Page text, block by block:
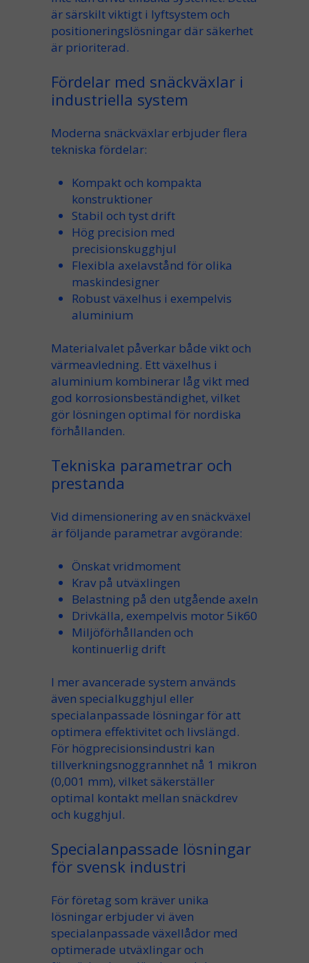
är särskilt viktigt i lyftsystem och
positioneringslösningar där säkerhet
är prioriterad.
Fördelar med snäckväxlar i
industriella system
Moderna snäckväxlarerbjuder flera
tekniska fördelar:
Kompakt och kompakta
konstruktioner
Stabil och tyst drift
Hög precision med
precisionskugghjul
Flexibla axelavstånd för olika
maskindesigner
Robustväxelhus i exempelvis
aluminium
Materialvalet påverkar både vikt och
värmeavledning. Ett växelhus i
aluminium kombinerar låg vikt med
god korrosionsbeständighet, vilket
gör lösningen optimal för nordiska
förhållanden.
Tekniska parametrar och
prestanda
Vid dimensionering av en snäckväxel
är följande parametrar avgörande:
Önskatvridmoment
Krav på utväxlingen
Belastning på den utgående axeln
Drivkälla, exempelvis motor 5ik60
Miljöförhållanden och
kontinuerlig drift
I mer avancerade system används
även specialkugghjul eller
specialanpassade lösningar för att
optimera effektivitet och livslängd.
För högprecisionsindustri kan
tillverkningsnoggrannhet nå 1 mikron
(0,001 mm), vilket säkerställer
optimal kontakt mellan snäckdrev
och kugghjul.
Specialanpassade lösningar
för svensk industri
För företag som kräver unika
lösningar erbjuder vi även
specialanpassade växellådor med
optimerade utväxlingar och